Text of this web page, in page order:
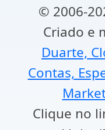
© 2006-
Criado e
Duarte,
Contas,
Clique no